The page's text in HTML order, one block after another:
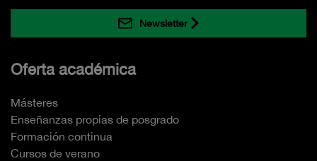
Newsletter
Oferta académica
Másteres
Enseñanzas propias de posgrado
Formación continua
Cursos de verano